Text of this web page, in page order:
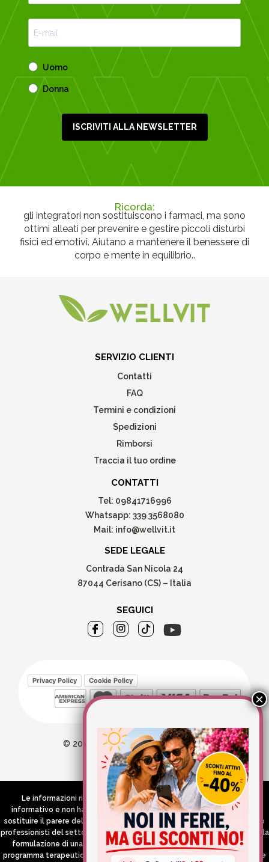
Uomo
Donna
ISCRIVITI ALLA NEWSLETTER
Ricorda:
gli integratori non sostituiscono i farmaci, ma sono
ottimi alleati per prevenire e gestire piccoli disturbi
fisici ed emotivi. Aiutano a mantenere il benessere di
corpo e mente in equilibrio..
SERVIZIO CLIENTI
Contatti
FAQ
Termini e condizioni
Spedizioni
Rimborsi
Traccia il tuo ordine
CONTATTI
Tel: 09841716996
Whatsapp: 339 3568080
Mail: info@wellvit.it
SEDE LEGALE
Contrada San Nicola 24
87044 Cerisano (CS) – Italia
SEGUICI
Privacy Policy Cookie Policy
© 2026 Wellvit All Rights Reserved
Credits:Aries comunica
Le informazioni riportate nel Sito hanno esclusivamente scopo
informativo e non hanno in alcun modo né la pretesa né l’obiettivo di
sostituire il parere del medico e/o specialista, di altri operatori sanitari o
professionisti del settore che devono in ogni caso essere contattati per la
formulazione di una diagnosi o l’indicazione di un eventuale corretto
programma terapeutico e/o dietetico e/o di integrazione alimentare. Se